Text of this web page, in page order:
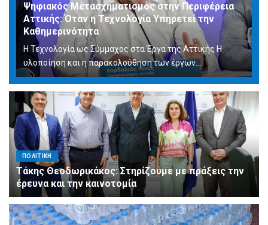
Ψηφιακός Μετασχηματισμός στην Περιφέρεια
Αττικής: Όταν η Τεχνολογία Υπηρετεί την
Καθημερινότητα
Η Τεχνολογία ως Σύμμαχος στα Έργα της Αττικής Η
υλοποίηση και η παρακολούθηση των έργων...
ΠΟΛΙΤΙΚΗ
Τάκης Θεοδωρικάκος: Στηρίζουμε με πράξεις την
έρευνα και την καινοτομία